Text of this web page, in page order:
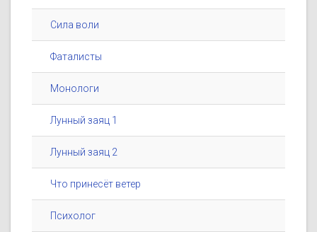
Сила воли
Фаталисты
Монологи
Лунный заяц 1
Лунный заяц 2
Что принесёт ветер
Психолог